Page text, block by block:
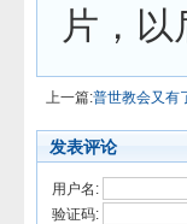
片，
上一篇:普世教会又有
发表评论
用户名:
验证码: